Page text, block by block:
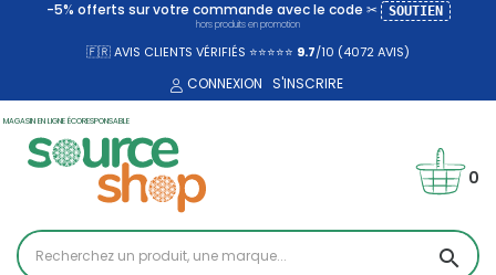
-5% offerts sur votre commande avec le code ✂ SOUTIEN
hors produits en promotion
🇫🇷 AVIS CLIENTS VÉRIFIÉS ⭐⭐⭐⭐⭐ 9.7/10 (4072AVIS)
CONNEXION S'INSCRIRE
MAGASIN EN LIGNE ÉCORESPONSABLE
search
0